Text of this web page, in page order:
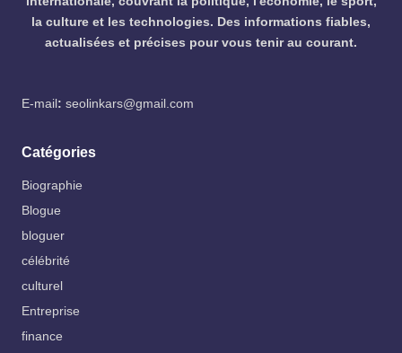
la culture et les technologies. Des informations fiables,
actualisées et précises pour vous tenir au courant.
E-mail: seolinkars@gmail.com
Catégories
Biographie
Blogue
bloguer
célébrité
culturel
Entreprise
finance